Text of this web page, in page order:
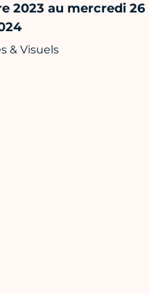
2023 au mercredi 26
& Visuels